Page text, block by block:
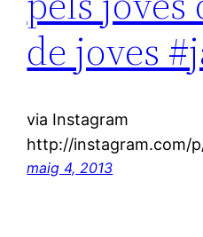
de joves
via Instagram
http://instagram.com/
maig 4, 2013